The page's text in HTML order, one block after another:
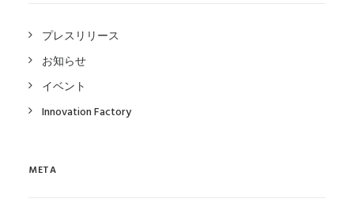
プレスリリース
お知らせ
イベント
Innovation Factory
META